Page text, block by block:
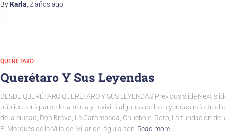
By Karla,2 añosago
QUERÉTARO
Querétaro Y Sus Leyendas
DESDE QUERÉTARO QUERÉTARO Y SUS LEYENDAS Previous slide Next
público será parte de la tropa y revivirá algunas de las leyendas más
de la ciudad; Don Bravo, La Carambada, Chucho el Roto, La fundación de
El Marqués de la Villa del Villar del águila son Read more…